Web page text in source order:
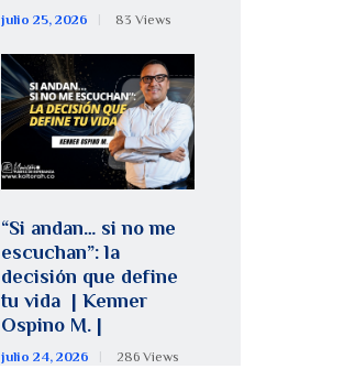
julio 25, 2026 83 Views
“Si andan… si no me
escuchan”: la
decisión que define
tu vida | Kenner
Ospino M. |
julio 24, 2026 286 Views